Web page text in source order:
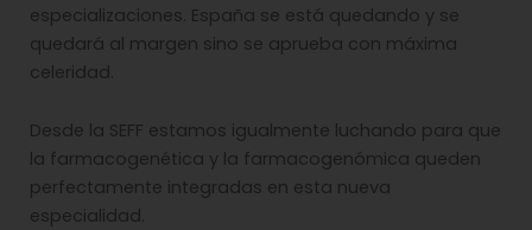
especializaciones. España se está quedando y se
quedará al margen sino se aprueba con máxima
celeridad.
Desde la SEFF estamos igualmente luchando para que
la farmacogenética y la farmacogenómica queden
perfectamente integradas en esta nueva
especialidad.